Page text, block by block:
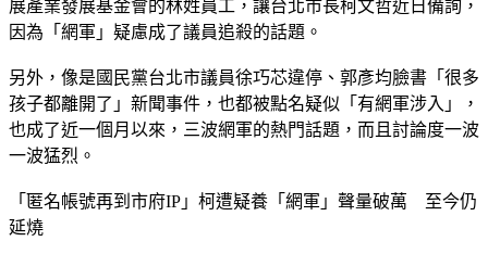
展產業發展基金會的林姓員工，讓台北市長柯文哲近日備詢，
因為「網軍」疑慮成了議員追殺的話題。
另外，像是國民黨台北市議員徐巧芯違停、郭彥均臉書「很多
孩子都離開了」新聞事件，也都被點名疑似「有網軍涉入」，
也成了近一個月以來，三波網軍的熱門話題，而且討論度一波
一波猛烈。
「匿名帳號再到市府IP」柯遭疑養「網軍」聲量破萬　至今仍
延燒